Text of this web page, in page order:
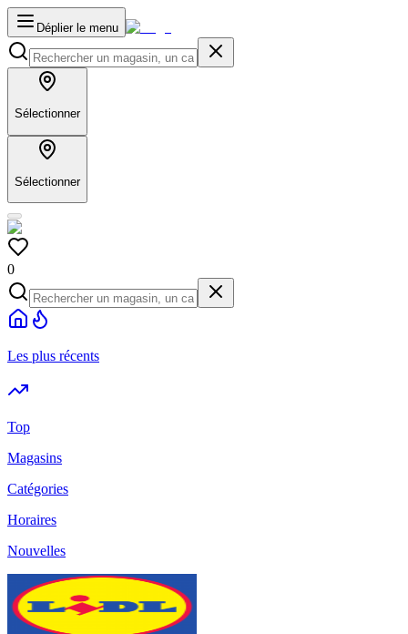
Déplier le menu
Sélectionner
Sélectionner
0
Les plus récents
Top
Magasins
Catégories
Horaires
Nouvelles